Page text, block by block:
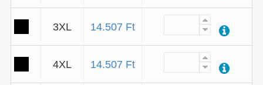
3XL 14.507 Ft
4XL 14.507 Ft